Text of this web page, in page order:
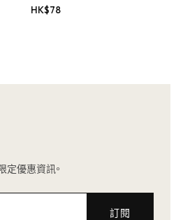
HK$78
優惠資訊。
訂閱